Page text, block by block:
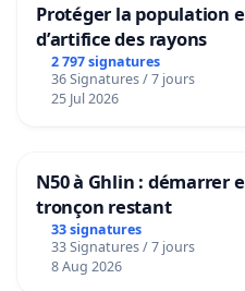
Protéger la population
d’artifice des rayons
2 797 signatures
36 Signatures / 7 jours
25 Jul 2026
N50 à Ghlin :
tronçon restant
33 signatures
33 Signatures / 7 jours
8 Aug 2026